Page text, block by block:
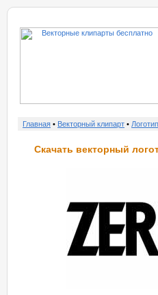
Главная • Векторный клипарт •
Скачать векторный